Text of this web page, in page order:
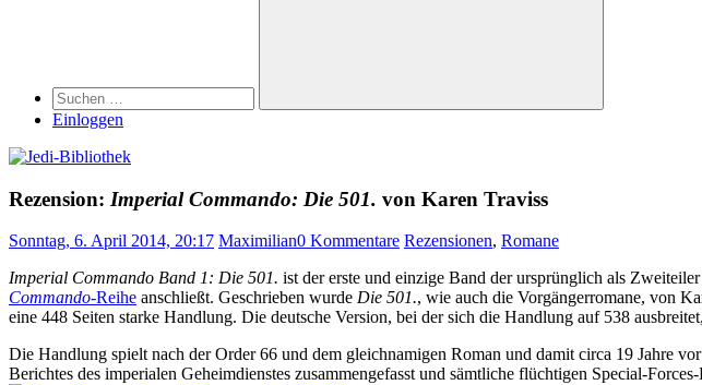
Suchen
Einloggen
Rezension: Imperial Commando: Die 501. von Karen Traviss
Sonntag, 6. April 2014, 20:17 Maximilian0 Kommentare Rezensionen, Romane
Imperial Commando Band 1: Die 501. ist der erste und einzige Band der ursprünglich als
Commando-Reihe anschließt. Geschrieben wurde Die 501., wie auch die Vorgängerromane, von
eine 448 Seiten starke Handlung. Die deutsche Version, bei der sich die Handlung auf 538
Die Handlung spielt nach der Order 66 und dem gleichnamigen Roman und damit circa 19 Jahre
Berichtes des imperialen Geheimdienstes zusammengefasst und sämtliche flüchtigen Special-